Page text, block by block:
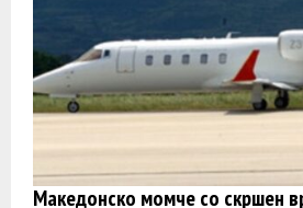
Македонско момче со скршен